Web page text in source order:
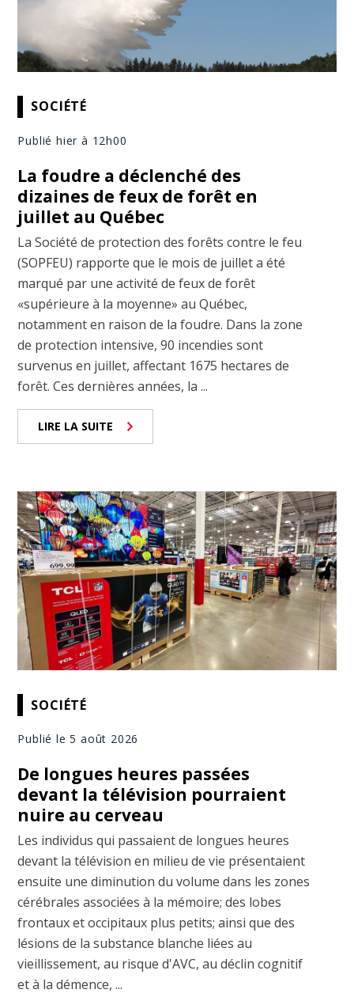
SOCIÉTÉ
Publié hier à 12h00
La foudre a déclenché des
dizaines de feux de forêt en
juillet au Québec
La Société de protection des forêts contre le feu
(SOPFEU) rapporte que le mois de juillet a été
marqué par une activité de feux de forêt
«supérieure à la moyenne» au Québec,
notamment en raison de la foudre. Dans la zone
de protection intensive, 90 incendies sont
survenus en juillet, affectant 1675 hectares de
forêt. Ces dernières années, la ...
LIRE LA SUITE
SOCIÉTÉ
Publié le 5 août 2026
De longues heures passées
devant la télévision pourraient
nuire au cerveau
Les individus qui passaient de longues heures
devant la télévision en milieu de vie présentaient
ensuite une diminution du volume dans les zones
cérébrales associées à la mémoire; des lobes
frontaux et occipitaux plus petits; ainsi que des
lésions de la substance blanche liées au
vieillissement, au risque d'AVC, au déclin cognitif
et à la démence, ...